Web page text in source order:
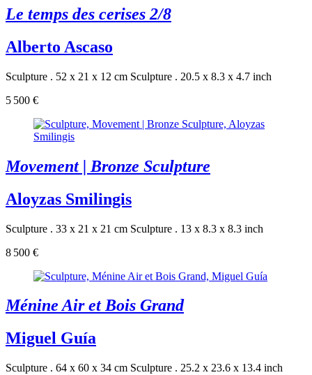
Le temps des cerises 2/8
Alberto Ascaso
Sculpture . 52 x 21 x 12 cm Sculpture . 20.5 x 8.3 x 4.7 inch
5 500 €
Movement | Bronze Sculpture
Aloyzas Smilingis
Sculpture . 33 x 21 x 21 cm Sculpture . 13 x 8.3 x 8.3 inch
8 500 €
Ménine Air et Bois Grand
Miguel Guía
Sculpture . 64 x 60 x 34 cm Sculpture . 25.2 x 23.6 x 13.4 inch